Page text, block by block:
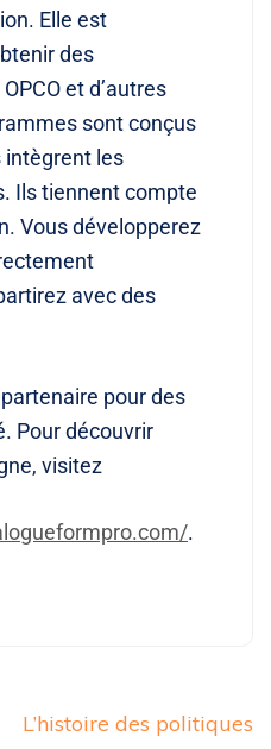
Elle est
des
et d’autres
sont conçus
intègrent les
Ils tiennent compte
Vous développerez
avec des
pour des
Pour découvrir
visitez
.
L’histoire des politiques